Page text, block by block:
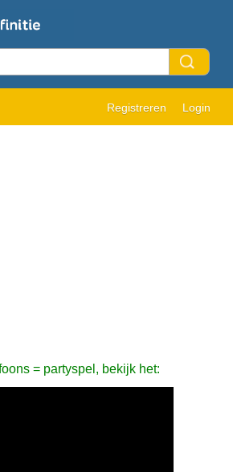
Registreren Login
= partyspel, bekijk het: